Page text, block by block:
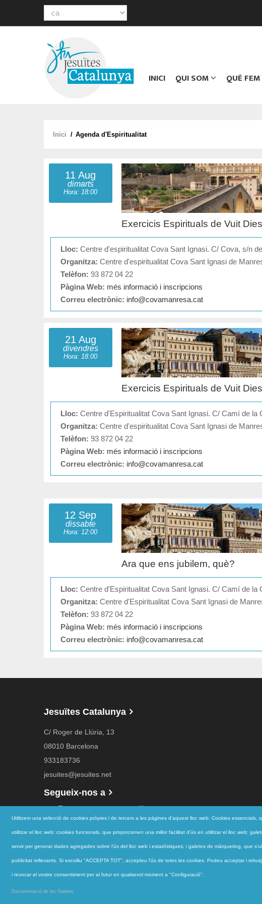
Select
INICI QUI SOM QUÈ FEM
Fil
Inici / Agenda d'Espiritualitat
11 Aug
dimarts
Hora: 18:00
Exercicis Espirituals de Vuit
Lloc: Centre d'espiritualitat Cova Sant Ignasi. C/ Cova, s/n
Organitza: Centre d'espiritualitat Cova Sant Ignasi de
Telèfon: 93 872 04 22
Pàgina Web: més informació i inscripcions
Correu electrònic: info@covamanresa.cat
21 Aug
divendres
Hora: 18:00
Exercicis Espirituals de Vuit
Lloc: Centre d'Espiritualitat Cova Sant Ignasi. C/ Camí de la
Organitza: Centre d'espiritualitat Cova Sant Ignasi de
Telèfon: 93 872 04 22
Pàgina Web: més informació i inscripcions
Correu electrònic: info@covamanresa.cat
12 Sep
dissabte
Hora: 12:00
Ara que ens jubilem, què?
Lloc: Centre d'Espiritualitat Cova Sant Ignasi. C/ Camí de la
Organitza: Centre d'Espiritualitat Cova Sant Ignasi de
Telèfon: 93 872 04 22
Pàgina Web: més informació i inscripcions
Correu electrònic: info@covamanresa.cat
Jesuïtes Catalunya
C/ Roger de Llúria, 13
08010 Barcelona
933183736
jesuites@jesuites.net
Segueix-nos a
Utilitzem una selecció de cookies pròpies i de tercers a les pàgines d'aquest lloc web: Cookies essencials,
utilitzar el lloc web; cookies funcionals, que proporcionen una millor facilitat d'ús en utilitzar el lloc web;
servir per generar dades agregades sobre l'ús del lloc web i estadístiques; i galetes de màrqueting, que
publicitat rellevants. Si escolliu "ACCEPTA TOT", accepteu l'ús de totes les cookies. Podeu acceptar i
i revocar el vostre consentiment per al futur en qualsevol moment a "Configuració".
Documentació de les Galetes
jesuites.net © |